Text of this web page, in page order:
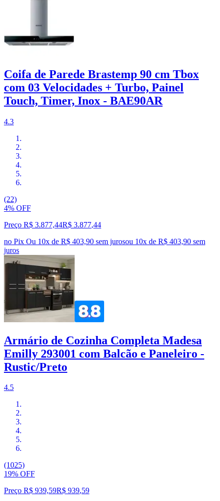
Coifa de Parede Brastemp 90 cm Tbox
com 03 Velocidades + Turbo, Painel
Touch, Timer, Inox - BAE90AR
4.3
(22)
4% OFF
Preço R$ 3.877,44R$ 3.877,44
no Pix Ou 10x de R$ 403,90 sem jurosou 10x de R$ 403,90 sem
juros
Armário de Cozinha Completa Madesa
Emilly 293001 com Balcão e Paneleiro -
Rustic/Preto
4.5
(1025)
19% OFF
Preço R$ 939,59R$ 939,59